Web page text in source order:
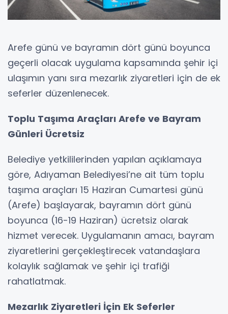
Arefe günü ve bayramın dört günü boyunca
geçerli olacak uygulama kapsamında şehir içi
ulaşımın yanı sıra mezarlık ziyaretleri için de ek
seferler düzenlenecek.
Toplu Taşıma Araçları Arefe ve Bayram
Günleri Ücretsiz
Belediye yetkililerinden yapılan açıklamaya
göre, Adıyaman Belediyesi’ne ait tüm toplu
taşıma araçları 15 Haziran Cumartesi günü
(Arefe) başlayarak, bayramın dört günü
boyunca (16-19 Haziran) ücretsiz olarak
hizmet verecek. Uygulamanın amacı, bayram
ziyaretlerini gerçekleştirecek vatandaşlara
kolaylık sağlamak ve şehir içi trafiği
rahatlatmak.
Mezarlık Ziyaretleri İçin Ek Seferler